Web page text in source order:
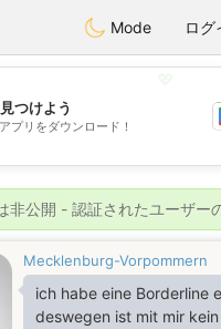
Handi Space
Mode ログ
💕
つけよう
プリをダウンロード！
非公開 - 認証されたユーザー
Mecklenburg-Vorpommern
ich habe eine Borderline
deswegen ist mit mir